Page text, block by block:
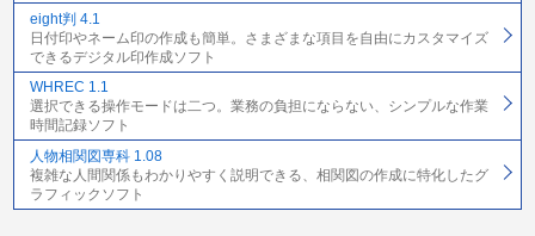
eight判 4.1
日付印やネーム印の作成も簡単。さまざまな項目を自由にカスタマイズ
できるデジタル印作成ソフト
WHREC 1.1
選択できる操作モードは二つ。業務の負担にならない、シンプルな作業
時間記録ソフト
人物相関図専科 1.08
複雑な人間関係もわかりやすく説明できる、相関図の作成に特化したグ
ラフィックソフト